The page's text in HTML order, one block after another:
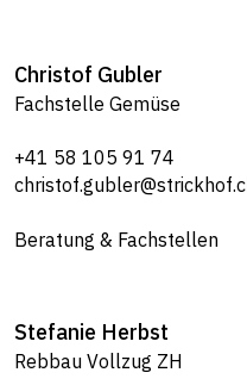
Christof Gubler
Fachstelle Gemüse
+41 58 105 91 74
Beratung & Fachstellen
Stefanie Herbst
Rebbau Vollzug ZH